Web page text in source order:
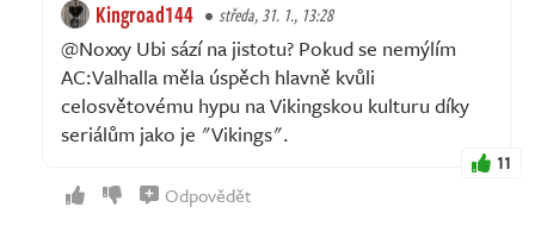
Kingroad144 středa, 31. 1., 13:28
@Noxxy Ubi sází na jistotu? Pokud se nemýlím
AC:Valhalla měla úspěch hlavně kvůli
celosvětovému hypu na Vikingskou kulturu díky
seriálům jako je "Vikings".
11
Odpovědět